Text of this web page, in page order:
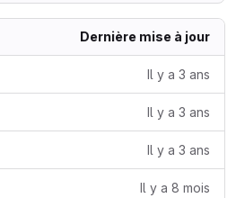
Dernière mise à jour
Il y a 3 ans
Il y a 3 ans
Il y a 3 ans
Il y a 8 mois